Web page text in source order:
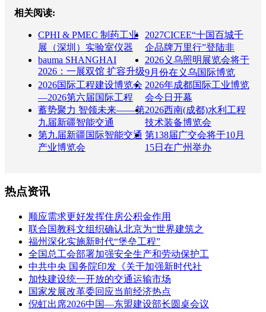
相关阅读:
CPHI & PMEC 制药工业
展（深圳）实验室仪器
2027CICEE“十国百城千
企品牌万里行”登陆非
bauma SHANGHAI
2026：一展双馆 扩容升级
2026义乌照明展览会将于
9月份在义乌国际博览
2026国际工程建设博览会
—2026第六届国际工程
2026年成都国际工业博览
会今日开幕
蓄势聚力 智领未来——第
九届新疆智能交通
2026西南(成都)水利工程
技术装备博览会
第九届新疆国际智能交通
产业博览会
第138届广交会将于10月
15日在广州举办
热点资讯
顺应需求更好发挥住房公积金作用
联合国教科文组织确认北京为“世界建筑之
福州深化实施新时代“堡垒工程”
全国总工会部署加强安全生产和劳动保护工
中共中央 国务院印发《关于加强新时代社
加快建设统一开放的交通运输市场
国家发展改革委回应当前经济热点
倪虹出席2026中国—东盟建设部长圆桌会议